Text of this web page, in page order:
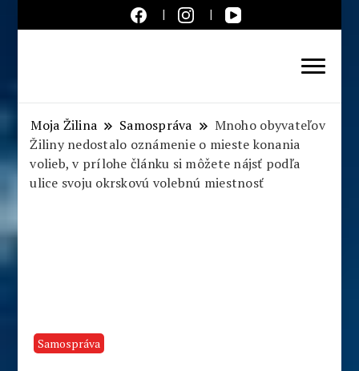
Slovensko
Moja Žilina Samospráva
Mnoho obyvateľov
Žiliny nedostalo oznámenie o mieste konania
volieb, v prílohe článku si môžete nájsť podľa
ulice svoju okrskovú volebnú miestnosť
Samospráva